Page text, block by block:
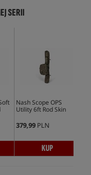
SERII
Nash Scope OPS
Utility 6ft Rod Skin
379,99 PLN
KUP